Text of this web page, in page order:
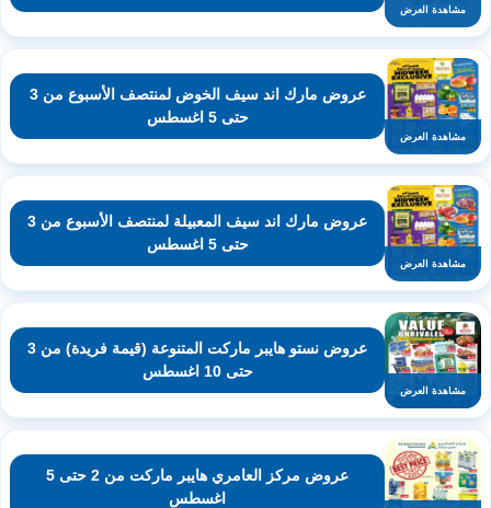
مشاهدة العرض
مشاهدة العرض
عروض مارك اند سيف الخوض لمنتصف الأسبوع من 3
حتى 5 اغسطس
مشاهدة العرض
عروض مارك اند سيف المعبيلة لمنتصف الأسبوع من 3
حتى 5 اغسطس
مشاهدة العرض
عروض نستو هايبر ماركت المتنوعة (قيمة فريدة) من 3
حتى 10 اغسطس
عروض مركز العامري هايبر ماركت من 2 حتى 5
اغسطس